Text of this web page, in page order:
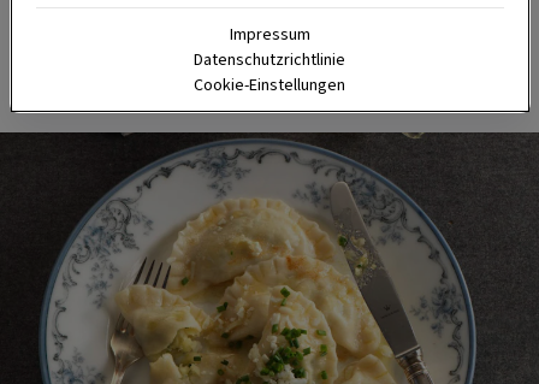
3. Osttiroler Schlipfkrapfen
Impressum
Datenschutzrichtlinie
Cookie-Einstellungen